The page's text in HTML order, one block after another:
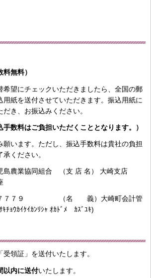
無料）
希望にチェックいただきましたら、全国の郵
用紙を送付させていただきます。振込用紙に
き、お振込みください。
数料はご負担いただくこととなります。）
願います。ただし、振込手数料は貴社の負担
ください。
島農業協同組合 （支 店 名） 大崎支店
通口座
７７７７９ （名 義）大崎町会計管
ｮｳｶｲｹｲｶﾝﾘｼｬ ｵｶﾄﾞﾒ ｶｽﾞﾕｷ)
領証」を送付いたします。
以内に送付いたします。